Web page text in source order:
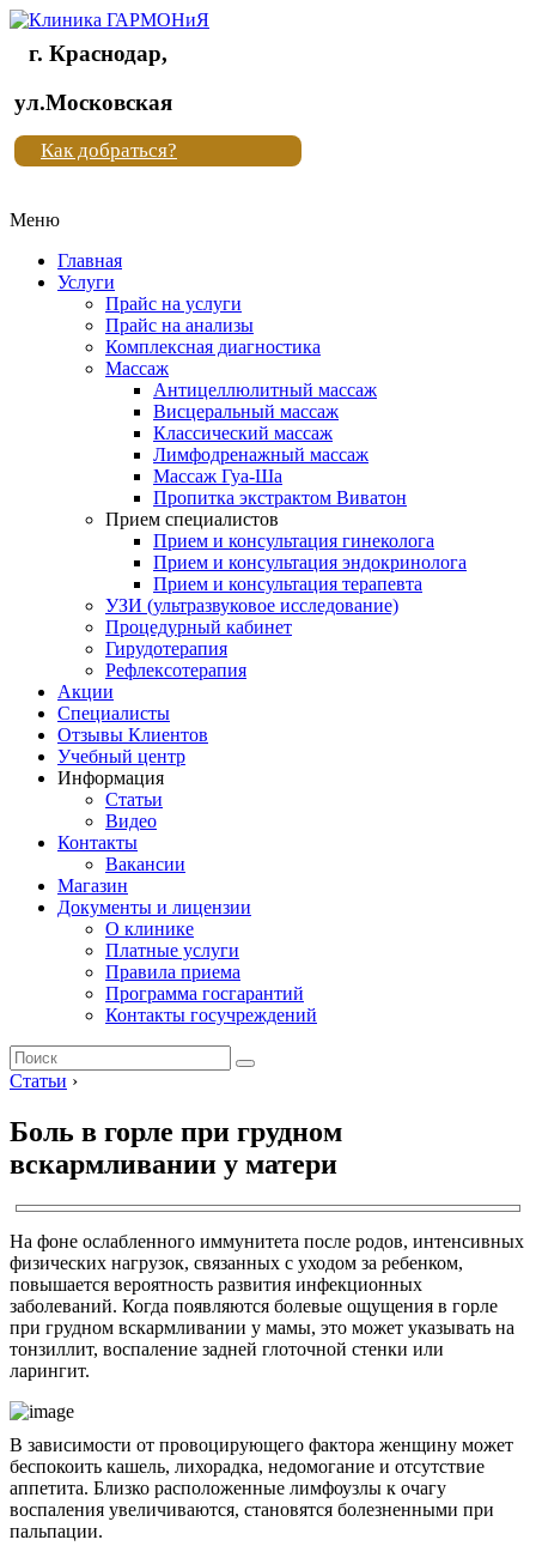
Клиника
"Новая
жизнь"
Клиника
жизнь"
г. Краснодар,
ул.Московская
Как добраться?
Меню
Главная
Услуги
Прайс на услуги
Прайс на анализы
Комплексная диагностика
Массаж
Антицеллюлитный массаж
Висцеральный массаж
Классический массаж
Лимфодренажный массаж
Массаж Гуа-Ша
Пропитка экстрактом Виватон
Прием специалистов
Прием и консультация гинеколога
Прием и консультация эндокринолога
Прием и консультация терапевта
УЗИ (ультразвуковое исследование)
Процедурный кабинет
Гирудотерапия
Рефлексотерапия
Акции
Специалисты
Отзывы Клиентов
Учебный центр
Информация
Статьи
Видео
Контакты
Вакансии
Магазин
Документы и лицензии
О клинике
Платные услуги
Правила приема
Программа госгарантий
Контакты госучреждений
Статьи ›
Боль в горле при грудном
вскармливании у матери
На фоне ослабленного иммунитета после родов, интенсивных
физических нагрузок, связанных с уходом за ребенком,
повышается вероятность развития инфекционных
заболеваний. Когда появляются болевые ощущения в горле
при грудном вскармливании у мамы, это может указывать на
тонзиллит, воспаление задней глоточной стенки или
ларингит.
В зависимости от провоцирующего фактора женщину может
беспокоить кашель, лихорадка, недомогание и отсутствие
аппетита. Близко расположенные лимфоузлы к очагу
воспаления увеличиваются, становятся болезненными при
пальпации.